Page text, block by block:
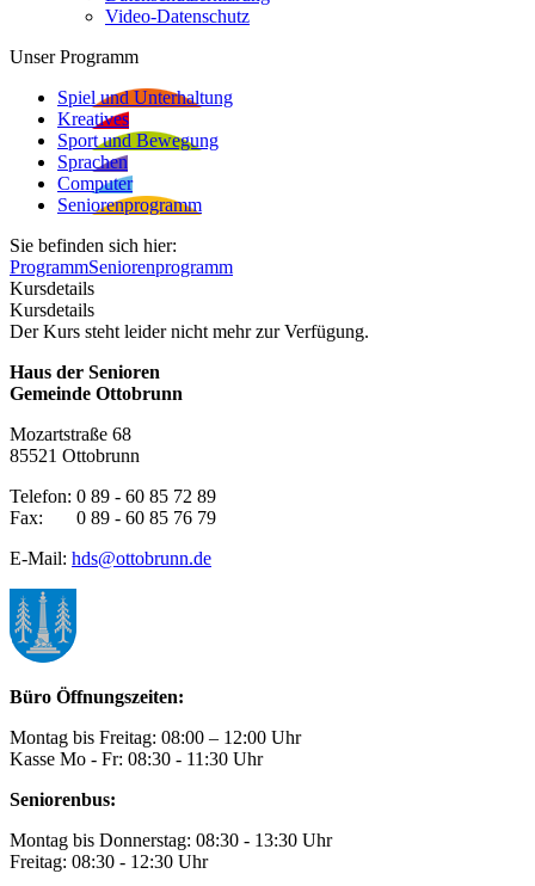
Video-Datenschutz
Unser Programm
Spiel und Unterhaltung
Kreatives
Sport und Bewegung
Sprachen
Computer
Seniorenprogramm
Sie befinden sich hier:
ProgrammSeniorenprogramm
Kursdetails
Kursdetails
Der Kurs steht leider nicht mehr zur Verfügung.
Haus der Senioren
Gemeinde Ottobrunn
Mozartstraße 68
85521 Ottobrunn
Telefon: 0 89 - 60 85 72 89
Fax: 0 89 - 60 85 76 79
E-Mail: hds@ottobrunn.de
Büro Öffnungszeiten:
Montag bis Freitag: 08:00 – 12:00 Uhr
Kasse Mo - Fr: 08:30 - 11:30 Uhr
Seniorenbus:
Montag bis Donnerstag: 08:30 - 13:30 Uhr
Freitag: 08:30 - 12:30 Uhr